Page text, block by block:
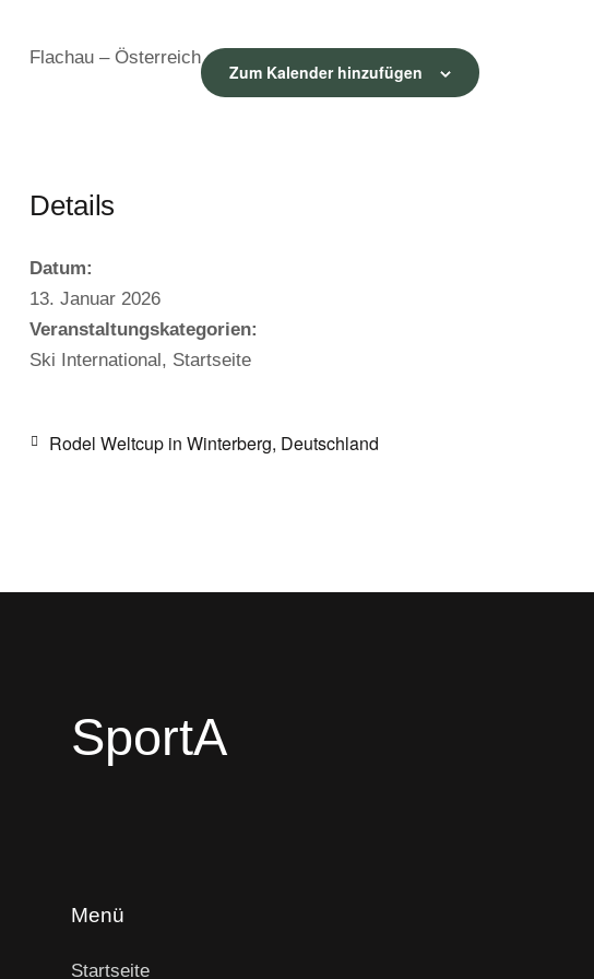
Flachau – Österreich
Zum Kalender hinzufügen
Details
Datum:
13. Januar 2026
Veranstaltungskategorien:
Ski International, Startseite
Rodel Weltcup in Winterberg, Deutschland
SportA
Menü
Startseite